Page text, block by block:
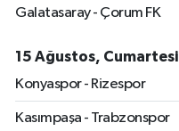
Galatasaray - Çorum FK
15 Ağustos, Cumartesi
Konyaspor - Rizespor
Kasımpaşa - Trabzonspor